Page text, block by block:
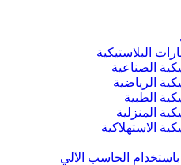
البلاستيكية
الصناعية
الرياضية
الطبية
المنزلية
الاستهلاكية
باستخدام الحاسب الآلي